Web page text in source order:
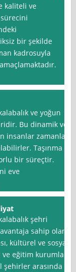
kaliteli ve
bir şekilde
kadrosuyla
ve yoğun
Bu dinamik ve
insanlar zamanla
Taşınma
bir süreçtir.
eve
şehri
sahip olan
kültürel ve sosyal
eğitim kurumları
arasında